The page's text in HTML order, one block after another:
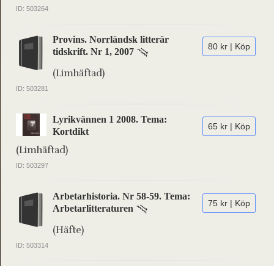
ID: 503264
80 kr | Köp
Provins. Norrländsk litterär
tidskrift. Nr 1, 2007
(Limhäftad)
ID: 503281
65 kr | Köp
Lyrikvännen 1 2008. Tema:
Kortdikt
(Limhäftad)
ID: 503297
75 kr | Köp
Arbetarhistoria. Nr 58-59. Tema:
Arbetarlitteraturen
(Häfte)
ID: 503314